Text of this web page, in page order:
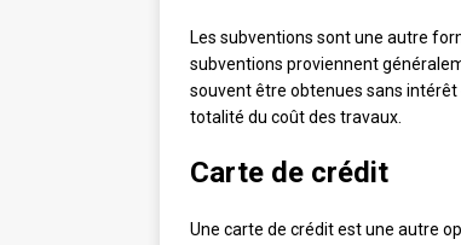
Les subventions sont une autre
subventions proviennent
souvent être obtenues sans
totalité du coût des travaux.
Carte de crédit
Une carte de crédit est une autre